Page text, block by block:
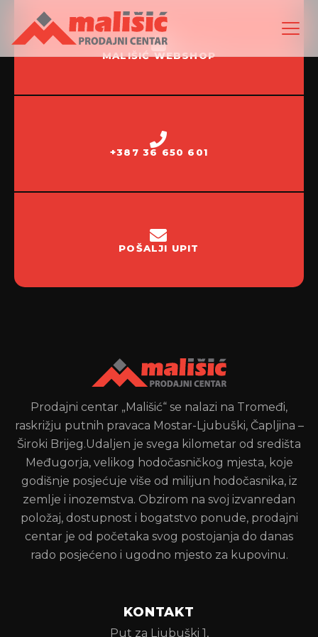
MALIŠIĆ WEBSHOP
+387 36 650 601
POŠALJI UPIT
Prodajni centar „Mališić“ se nalazi na Tromeđi,
raskrižju putnih pravaca Mostar-Ljubuški, Čapljina –
Široki Brijeg.Udaljen je svega kilometar od središta
Međugorja, velikog hodočasničkog mjesta, koje
godišnje posjećuje više od milijun hodočasnika, iz
zemlje i inozemstva. Obzirom na svoj izvanredan
položaj, dostupnost i bogatstvo ponude, prodajni
centar je od početaka svog postojanja do danas
rado posjećeno i ugodno mjesto za kupovinu.
KONTAKT
Put za Ljubuški 1,